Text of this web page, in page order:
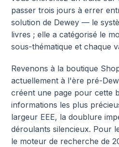
passer trois jours à errer
solution de Dewey — le
livres ; elle a catégorisé le
sous-thématique et chaque
Revenons à la boutique
actuellement à l'ère pré-
créent une page pour cette
informations les plus
largeur EEE, la doublure
déroulants silencieux. Pour
le moteur de recherche de